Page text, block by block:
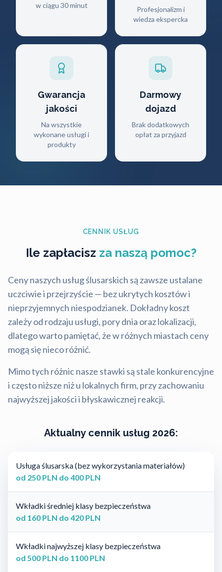
w ciągu 30 minut
Profesjonalizm i
wiedza ekspercka
Gwarancja
jakości
Na wszystkie
wykonane usługi i
produkty
Darmowy
dojazd
Brak dodatkowych
opłat za przyjazd
CENNIK USŁUG
Ile zapłacisz za naszą pomoc?
Ceny naszych usług ślusarskich są zawsze ustalane
uczciwie i przejrzyście — bez ukrytych kosztów i
nieprzyjemnych niespodzianek. Dokładny koszt
zależy od rodzaju usługi, pory dnia oraz lokalizacji,
dlatego warto pamiętać, że w różnych miastach ceny
mogą się nieco różnić.
Mimo tych różnic nasze stawki są stale konkurencyjne
i często niższe niż u lokalnych firm, przy zachowaniu
najwyższej jakości i błyskawicznej reakcji.
Aktualny cennik usług 2026:
Usługa ślusarska (bez wykorzystania materiałów)
od 250 PLN do 400 PLN
Wkładki średniej klasy bezpieczeństwa
od 160 PLN do 420 PLN
Wkładki najwyższej klasy bezpieczeństwa
od 500 PLN do 1100 PLN